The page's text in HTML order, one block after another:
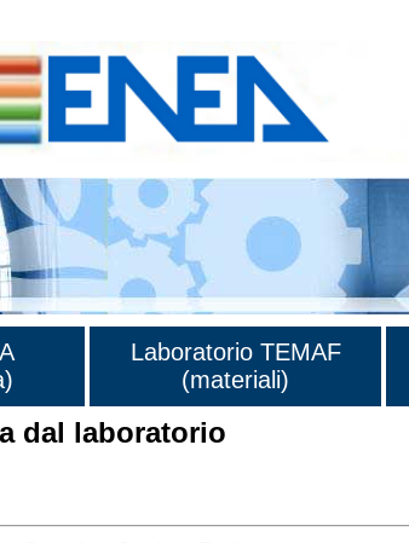
Laboratorio TEMAF
(materiali)
dal laboratorio